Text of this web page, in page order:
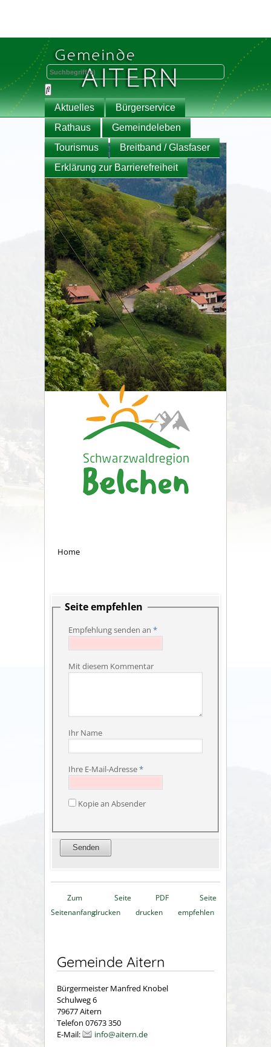
Aktuelles
Bürgerservice
Rathaus
Gemeindeleben
Tourismus
Breitband / Glasfaser
Erklärung zur Barrierefreiheit
Home
Seite empfehlen
Empfehlung senden an *
Mit diesem Kommentar
Ihr Name
Ihre E-Mail-Adresse*
Kopie an Absender
Zum
Seitenanfang
Seite
drucken
PDF
drucken
Seite
empfehlen
Gemeinde Aitern
Bürgermeister Manfred Knobel
Schulweg 6
79677 Aitern
Telefon 07673 350
E-Mail:
info@aitern.de